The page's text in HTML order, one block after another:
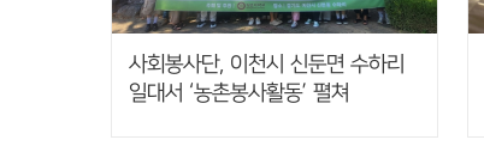
사회봉사단, 이천시 신둔면 수하리
일대서 ‘농촌봉사활동’ 펼쳐